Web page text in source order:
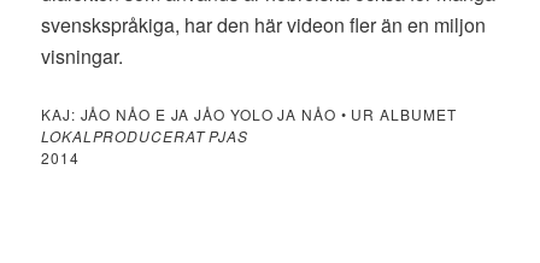
svenskspråkiga, har den här videon fler än en miljon
visningar.
KAJ: JÅO NÅO E JA JÅO YOLO JA NÅO • UR ALBUMET
LOKALPRODUCERAT PJAS
2014